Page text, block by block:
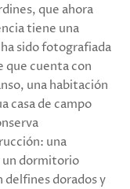
que ahora
tiene una
sido fotografiada
que cuenta con
una habitación
casa de campo
una
un dormitorio
delfines dorados y